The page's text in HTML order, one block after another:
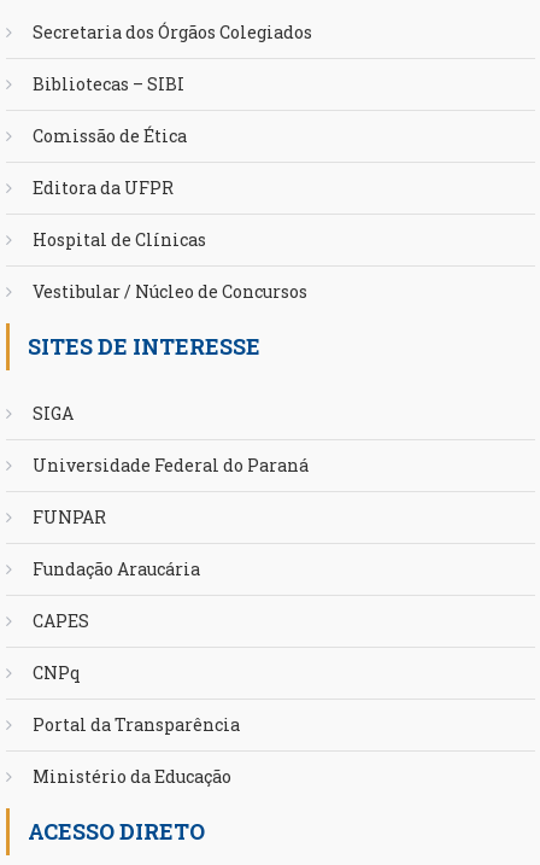
Secretaria dos Órgãos Colegiados
Bibliotecas – SIBI
Comissão de Ética
Editora da UFPR
Hospital de Clínicas
Vestibular / Núcleo de Concursos
SITES DE INTERESSE
SIGA
Universidade Federal do Paraná
FUNPAR
Fundação Araucária
CAPES
CNPq
Portal da Transparência
Ministério da Educação
ACESSO DIRETO